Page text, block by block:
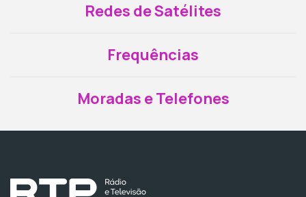
Redes de Satélites
Frequências
Moradas e Telefones